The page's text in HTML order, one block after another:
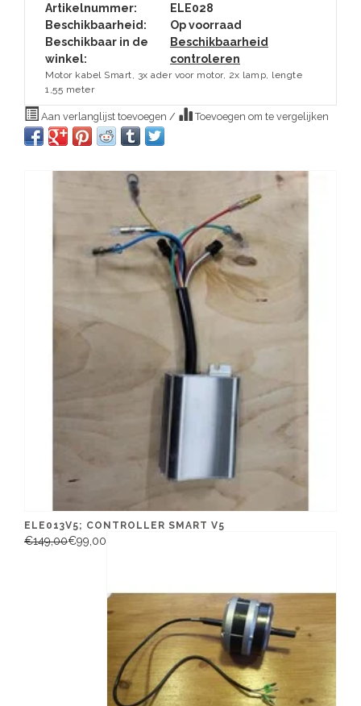
Artikelnummer:
ELE028
Beschikbaarheid:
Op voorraad
Beschikbaar in de
winkel:
Beschikbaarheid
controleren
Motor kabel Smart, 3x ader voor motor, 2x lamp, lengte
1,55 meter
Aan verlanglijst toevoegen / Toevoegen om te vergelijken
ELE013V5; CONTROLLER SMART V5
€149,00€99,00